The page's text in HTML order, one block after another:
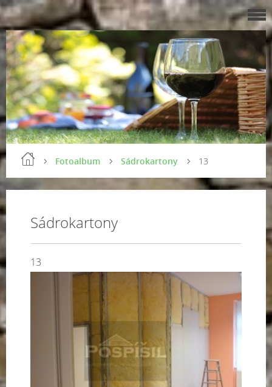
Fotoalbum Sádrokartony 13
Sádrokartony
13